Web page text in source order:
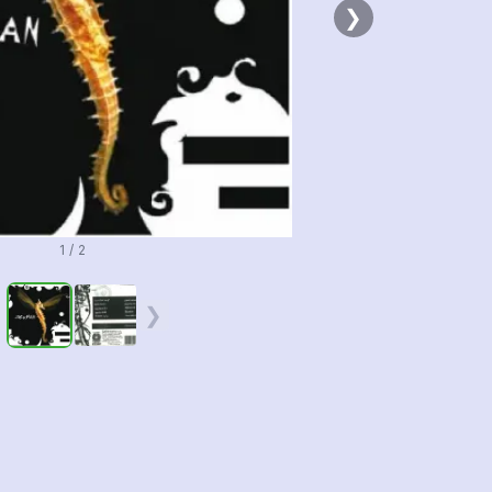
❯
1 / 2
❯